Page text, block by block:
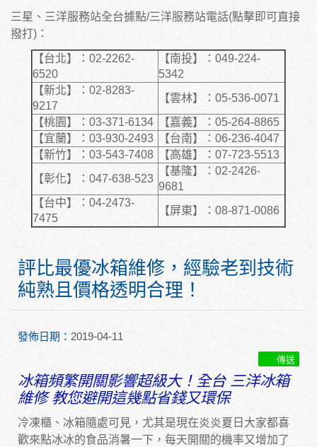
三星、三洋服務站全台據點/三洋服務站電話(點擊即可直接
撥打)：
【台北】：02-2262-
6520
【南投】：049-224-
5342
【新北】：02-8283-
9217
【雲林】：05-536-0071
【桃園】：03-371-6134
【嘉義】：05-264-8865
【宜蘭】：03-930-2493
【台南】：06-236-4047
【新竹】：03-543-7408
【高雄】：07-723-5513
【彰化】：047-638-523
【基隆】：02-2426-
9681
【台中】：04-2473-
7475
【屏東】：08-871-0086
評比最優冰箱維修，經驗老到技術
純熟且價格透明合理！
發佈日期： 2019-04-11
傳送
冰箱頻繁開關影響超級大！全台 三洋冰箱
維修教您避開這幾點省錢又環保
冷凍櫃、冰箱隨處可見，尤其是現在炎炎夏日大家都喜
歡來點冰冰的食品消暑一下，每天開關的機率又增加了